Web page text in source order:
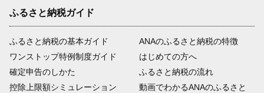
ふるさと納税ガイド
ふるさと納税の基本ガイド
ワンストップ特例制度ガイド
確定申告のしかた
控除上限額シミュレーション
ANAのふるさと納税の特徴
はじめての方へ
ふるさと納税の流れ
動画でわかるANAのふるさと